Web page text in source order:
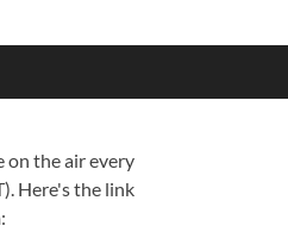
on the air every
Here's the link